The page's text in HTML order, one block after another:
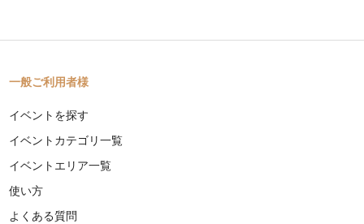
一般ご利用者様
イベントを探す
イベントカテゴリ一覧
イベントエリア一覧
使い方
よくある質問